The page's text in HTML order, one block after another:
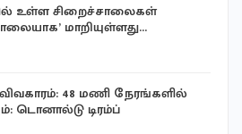
உள்ள சிறைச்சாலைகள்
மாறியுள்ளது…
48 மணி நேரங்களில்
டொனால்டு டிரம்ப்